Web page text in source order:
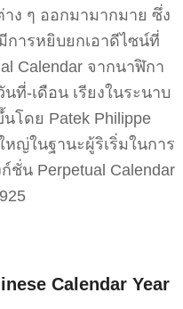
ง ๆ ออกมามากมาย ซึ่ง
ารหยิบยกเอาดีไซน์ที่
Calendar จากนาฬิกา
ที่-เดือน เรียงในระนาบ
โดย Patek Philippe
หญ่ในฐานะผู้ริเริ่มในการ
น Perpetual Calendar
Calendar Year